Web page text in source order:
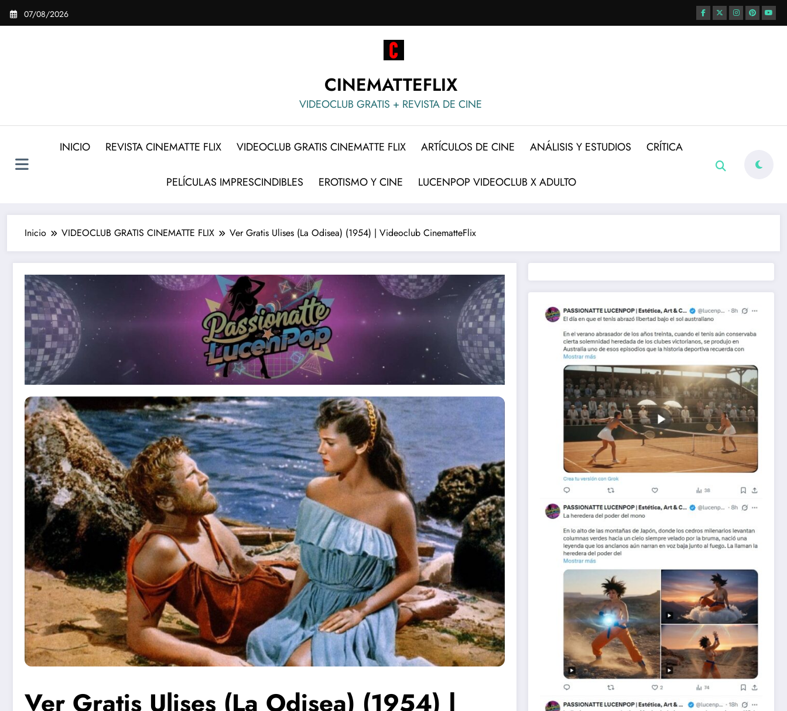
Saltar
07/08/2026
CINEMATTEFLIX
VIDEOCLUB GRATIS + REVISTA DE CINE
INICIO REVISTA CINEMATTE FLIX VIDEOCLUB GRATIS CINEMATTE FLIX ARTÍCULOS DE CINE ANÁLISIS Y ESTUDIOS CRÍTICA
PELÍCULAS IMPRESCINDIBLES EROTISMO Y CINE LUCENPOP VIDEOCLUB X ADULTO
Inicio VIDEOCLUB GRATIS CINEMATTE FLIX Ver Gratis Ulises (La Odisea) (1954) | Videoclub CinematteFlix
Ver Gratis Ulises (La Odisea) (1954) |